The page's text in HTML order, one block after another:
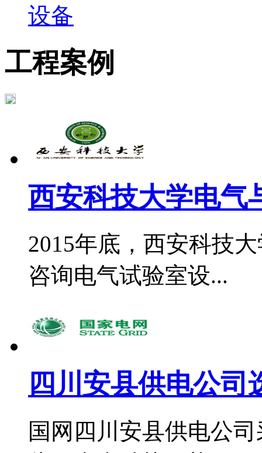
设备
工程案例
西安科技大学电气
2015年底，西安科技
咨询电气试验室设...
四川安县供电公司
国网四川安县供电公